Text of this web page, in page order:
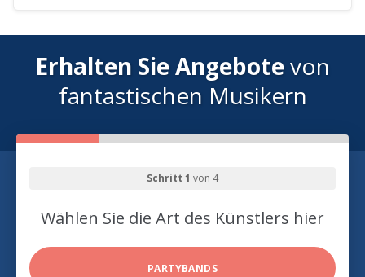
Erhalten Sie Angebotevon
fantastischen Musikern
Schritt 1 von 4
Wählen Sie die Art des Künstlers hier
PARTYBANDS